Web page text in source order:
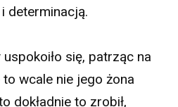
determinacją.
się, patrząc na
to wcale nie jego żona
dokładnie to zrobił,